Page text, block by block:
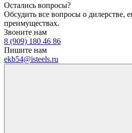
Остались вопросы?
Обсудить все вопросы о дилерстве,
преимуществах.
Звоните нам
8 (909) 180 46 86
Пишите нам
ekb54@isteels.ru